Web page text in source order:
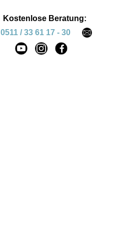
Kostenlose Beratung:
0511 / 33 61 17 - 30